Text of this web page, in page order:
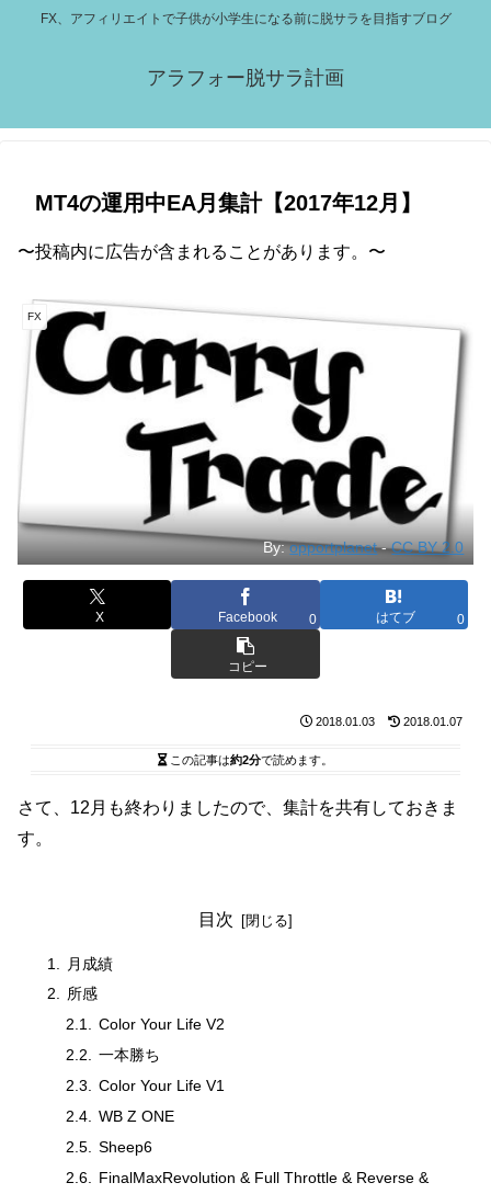
FX、アフィリエイトで子供が小学生になる前に脱サラを目指すブログ
アラフォー脱サラ計画
MT4の運用中EA月集計【2017年12月】
〜投稿内に広告が含まれることがあります。〜
FX
By:opportplanet-CC BY 2.0
X Facebook 0 はてブ 0
コピー
2018.01.03 2018.01.07
この記事は約2分で読めます。
さて、12月も終わりましたので、集計を共有しておきま
す。
目次
月成績
所感
Color Your Life V2
一本勝ち
Color Your Life V1
WB Z ONE
Sheep6
FinalMaxRevolution & Full Throttle & Reverse &